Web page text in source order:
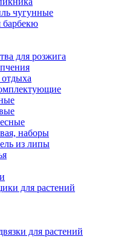
чугунные
барбекю
для розжига
наборы
из липы
для растений
для растений